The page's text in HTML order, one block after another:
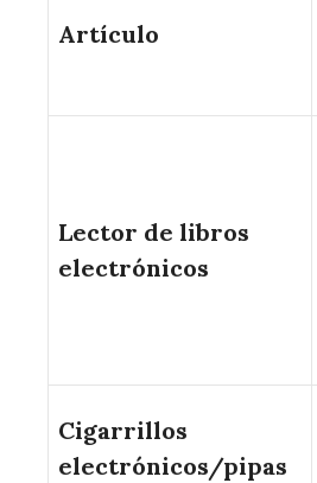
Artículo
Lector de libros
electrónicos
Cigarrillos
electrónicos/pipas